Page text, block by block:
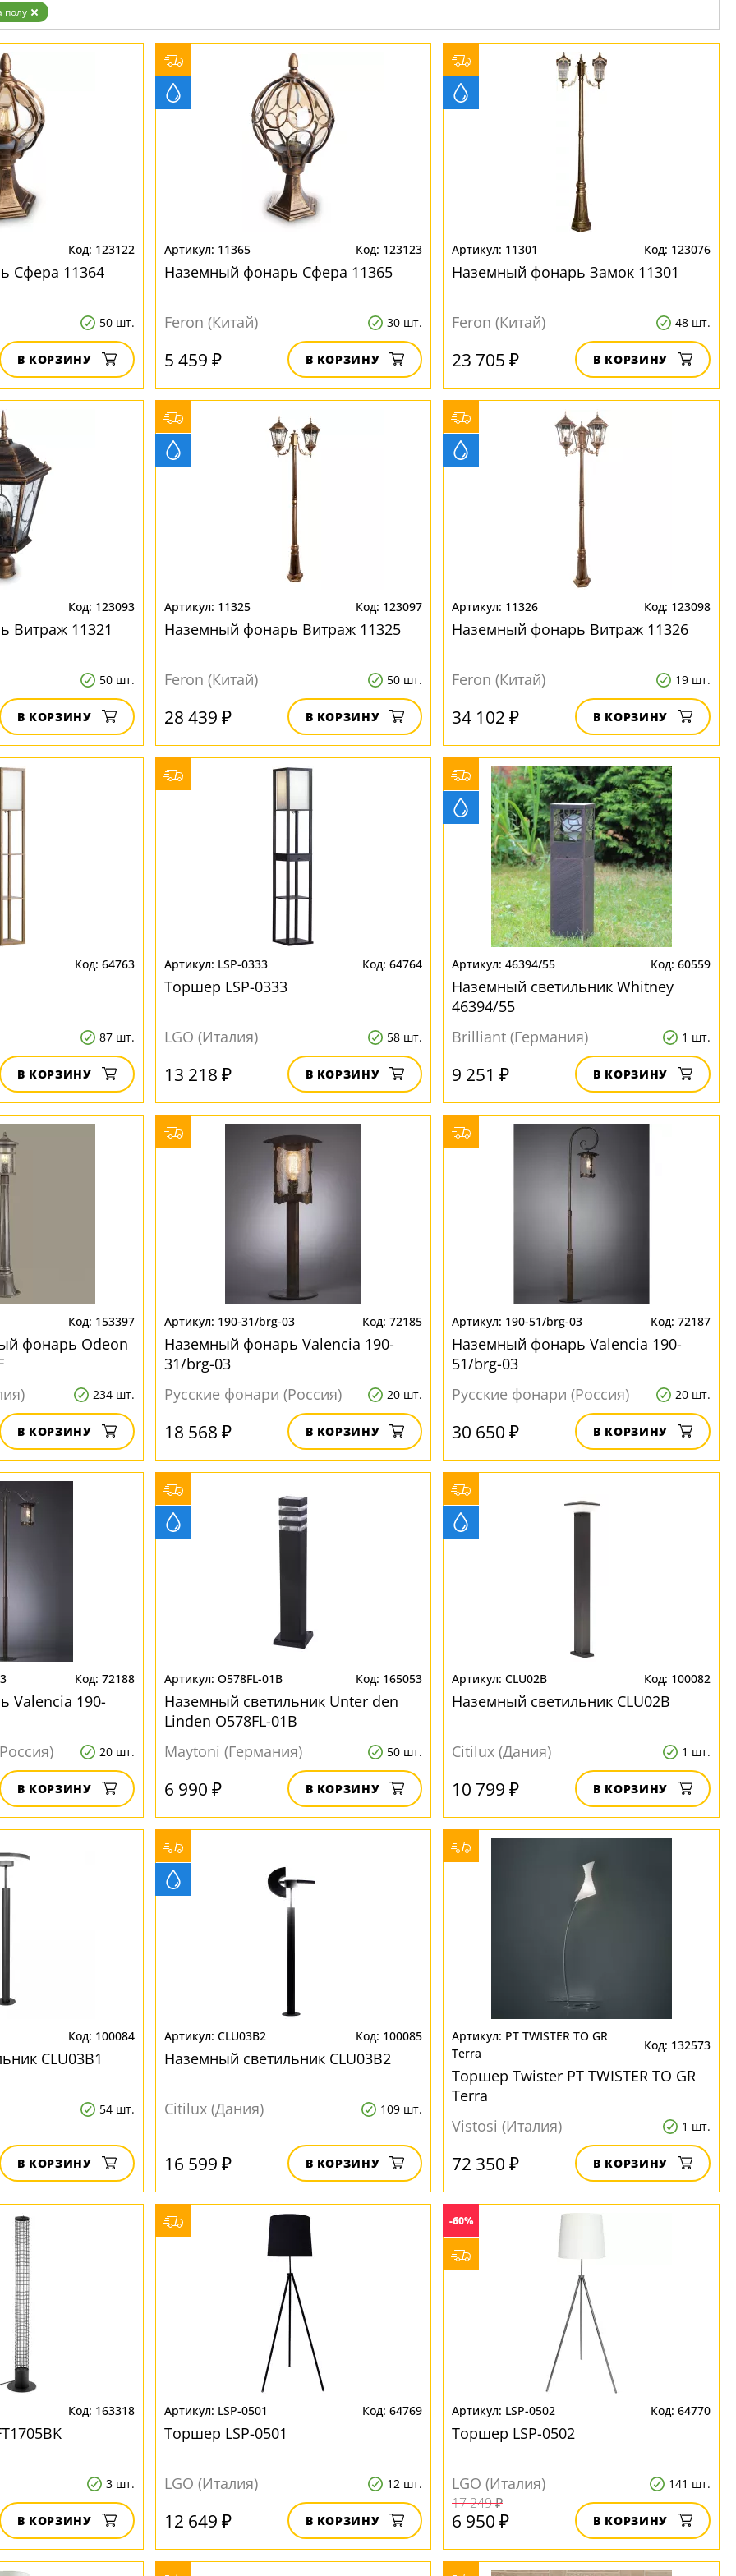
Золото
Прозрачные
Хром
полу
123122
Сфера 11364
50 шт.
В КОРЗИНУ
11365 123123
Наземный фонарь Сфера 11365
Feron (Китай) 30 шт.
5 459 ₽ В КОРЗИНУ
11301 123076
Наземный фонарь Замок 11301
Feron (Китай) 48 шт.
23 705 ₽ В КОРЗИНУ
123093
Витраж 11321
50 шт.
В КОРЗИНУ
11325 123097
Наземный фонарь Витраж 11325
Feron (Китай) 50 шт.
28 439 ₽ В КОРЗИНУ
11326 123098
Наземный фонарь Витраж 11326
Feron (Китай) 19 шт.
34 102 ₽ В КОРЗИНУ
64763
87 шт.
В КОРЗИНУ
LSP-0333 64764
Торшер LSP-0333
LGO (Италия) 58 шт.
13 218 ₽ В КОРЗИНУ
46394/55 60559
Наземный светильник Whitney
46394/55
Brilliant (Германия)
1 шт.
9 251 ₽ В КОРЗИНУ
153397
фонарь Odeon
234 шт.
В КОРЗИНУ
190-31/brg-03 72185
Наземный фонарь Valencia 190-
31/brg-03
Русские фонари (Россия)
20 шт.
18 568 ₽ В КОРЗИНУ
190-51/brg-03 72187
Наземный фонарь Valencia 190-
51/brg-03
Русские фонари (Россия)
20 шт.
30 650 ₽ В КОРЗИНУ
72188
Valencia 190-
20 шт.
В КОРЗИНУ
O578FL-01B 165053
Наземный светильник Unter den
Linden O578FL-01B
Maytoni (Германия)
50 шт.
6 990 ₽ В КОРЗИНУ
CLU02B 100082
Наземный светильник CLU02B
Citilux (Дания) 1 шт.
10 799 ₽ В КОРЗИНУ
100084
CLU03B1
54 шт.
В КОРЗИНУ
CLU03B2 100085
Наземный светильник CLU03B2
Citilux (Дания) 109 шт.
16 599 ₽ В КОРЗИНУ
PT TWISTER TO GR
Terra
132573
Торшер Twister PT TWISTER TO GR
Terra
Vistosi (Италия)
1 шт.
72 350 ₽ В КОРЗИНУ
163318
3 шт.
В КОРЗИНУ
LSP-0501 64769
Торшер LSP-0501
LGO (Италия) 12 шт.
12 649 ₽ В КОРЗИНУ
-60%
LSP-0502 64770
Торшер LSP-0502
LGO (Италия) 141 шт.
17 249 ₽
6 950 ₽ В КОРЗИНУ